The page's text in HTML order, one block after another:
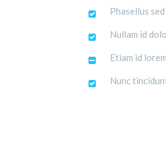
Phasellus
Nullam id
Etiam id
Nunc